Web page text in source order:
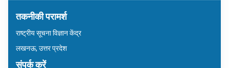
तकनीकी परामर्श
राष्ट्रीय सूचना विज्ञान केंद्र
लखनऊ, उत्तर प्रदेश
संपर्क करें